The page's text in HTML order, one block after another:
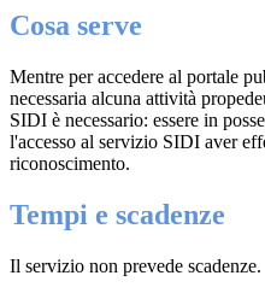
Cosa serve
Mentre per accedere al portale
necessaria alcuna attività
SIDI è necessario: essere in
l'accesso al servizio SIDI aver
riconoscimento.
Tempi e scadenze
Il servizio non prevede scadenze.